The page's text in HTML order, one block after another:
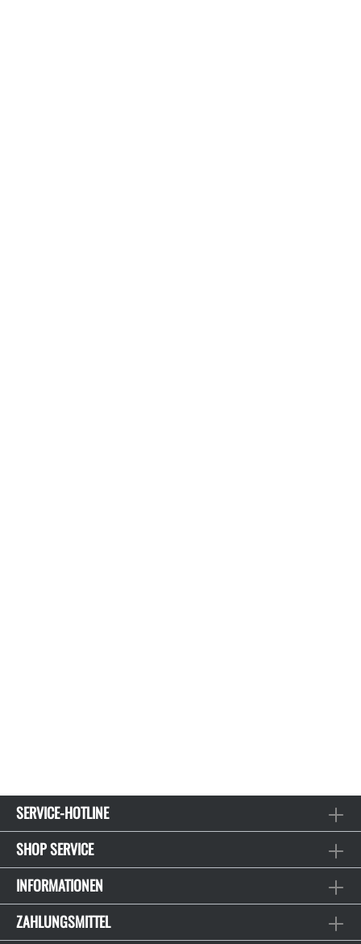
SERVICE-HOTLINE
SHOP SERVICE
INFORMATIONEN
ZAHLUNGSMITTEL